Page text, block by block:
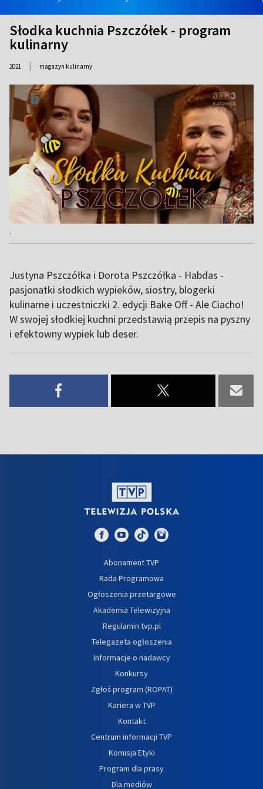
Słodka kuchnia Pszczółek - program
kulinarny
2021 | magazyn kulinarny
.
Justyna Pszczółka i Dorota Pszczółka - Habdas -
pasjonatki słodkich wypieków, siostry, blogerki
kulinarne i uczestniczki 2. edycji Bake Off - Ale Ciacho!
W swojej słodkiej kuchni przedstawią przepis na pyszny
i efektowny wypiek lub deser.
Abonament TVP
Rada Programowa
Ogłoszenia przetargowe
Akademia Telewizyjna
Regulamin tvp.pl
Telegazeta ogłoszenia
Informacje o nadawcy
Konkursy
Zgłoś program (ROPAT)
Kariera w TVP
Kontakt
Centrum informacji TVP
Komisja Etyki
Program dla prasy
Dla mediów